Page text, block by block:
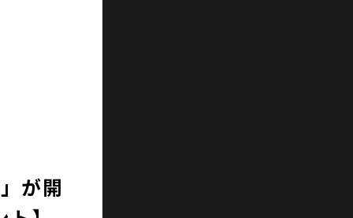
が開